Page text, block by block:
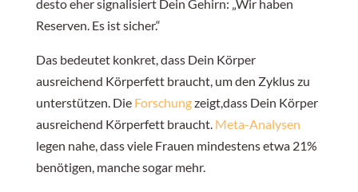
desto eher signalisiert Dein Gehirn: „Wir haben
Reserven. Es ist sicher.“
Das bedeutet konkret, dass Dein Körper
ausreichend Körperfett braucht, um den Zyklus zu
unterstützen. Die Forschungzeigt,dass Dein Körper
ausreichend Körperfett braucht. Meta-Analysen
legen nahe, dass viele Frauen mindestens etwa 21%
benötigen, manche sogar mehr.